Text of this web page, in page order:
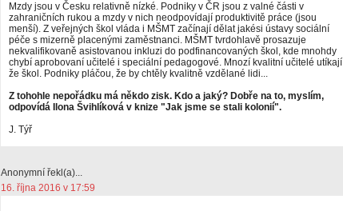
Mzdy jsou v Česku relativně nízké. Podniky v ČR jsou z valné části v
zahraničních rukou a mzdy v nich neodpovídají produktivitě práce (jsou
menší). Z veřejných škol vláda i MŠMT začínají dělat jakési ústavy sociální
péče s mizerně placenými zaměstnanci. MŠMT tvrdohlavě prosazuje
nekvalifikovaně asistovanou inkluzi do podfinancovaných škol, kde mnohdy
chybí aprobovaní učitelé i speciální pedagogové. Mnozí kvalitní učitelé utíkají
že škol. Podniky pláčou, že by chtěly kvalitně vzdělané lidi...
Z tohohle nepořádku má někdo zisk. Kdo a jaký? Dobře na to, myslím,
odpovídá Ilona Švihlíková v knize "Jak jsme se stali kolonií".
J. Týř
Anonymní řekl(a)...
16. října 2016 v 17:59